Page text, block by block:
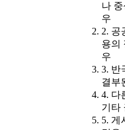
나
우
2. 공
용의
우
3. 반
결부
4. 다
기타
5. 게